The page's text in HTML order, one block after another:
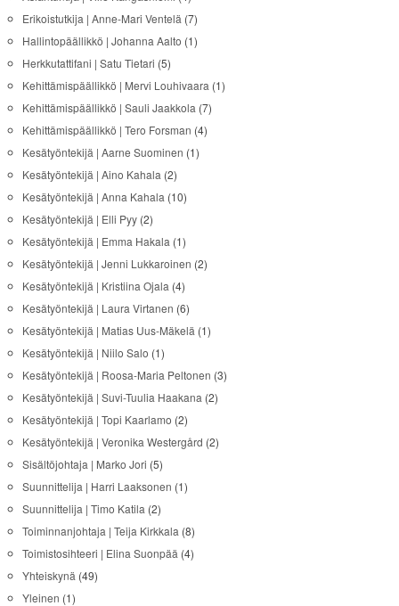
Erikoistutkija | Anne-Mari Ventelä (7)
Hallintopäällikkö | Johanna Aalto (1)
Herkkutattifani | Satu Tietari (5)
Kehittämispäällikkö | Mervi Louhivaara (1)
Kehittämispäällikkö | Sauli Jaakkola (7)
Kehittämispäällikkö | Tero Forsman (4)
Kesätyöntekijä | Aarne Suominen (1)
Kesätyöntekijä | Aino Kahala (2)
Kesätyöntekijä | Anna Kahala (10)
Kesätyöntekijä | Elli Pyy(2)
Kesätyöntekijä | Emma Hakala (1)
Kesätyöntekijä | Jenni Lukkaroinen (2)
Kesätyöntekijä | Kristiina Ojala (4)
Kesätyöntekijä | Laura Virtanen (6)
Kesätyöntekijä | Matias Uus-Mäkelä (1)
Kesätyöntekijä | Niilo Salo (1)
Kesätyöntekijä | Roosa-Maria Peltonen (3)
Kesätyöntekijä | Suvi-Tuulia Haakana (2)
Kesätyöntekijä | Topi Kaarlamo (2)
Kesätyöntekijä | Veronika Westergård (2)
Sisältöjohtaja | Marko Jori (5)
Suunnittelija | Harri Laaksonen (1)
Suunnittelija | Timo Katila (2)
Toiminnanjohtaja | Teija Kirkkala (8)
Toimistosihteeri | Elina Suonpää (4)
Yhteiskynä (49)
Yleinen (1)